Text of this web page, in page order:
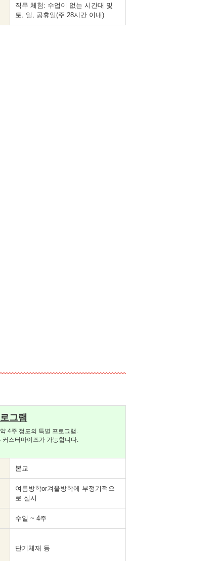
직무 체험: 수업이 없는 시간대 및
토, 일, 공휴일(주 28시간 이내)
그램
4주 정도의 특별 프로그램.
커스터마이즈가 가능합니다.
본교
여름방학or겨울방학에 부정기적으
로 실시
수일 ~ 4주
단기체재 등